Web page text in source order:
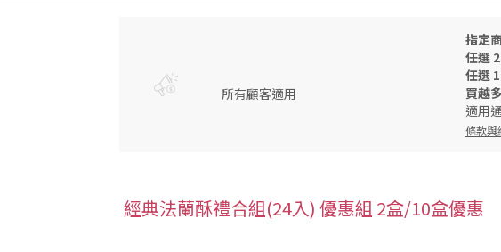
所有顧客適用
指定
任選
任選
買越
適用
條款與
經典法蘭酥禮合組(24入) 優惠組 2盒/10盒優惠